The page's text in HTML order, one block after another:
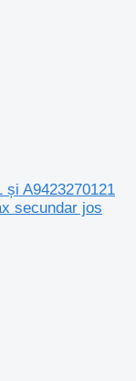
și A9423270121
secundar jos